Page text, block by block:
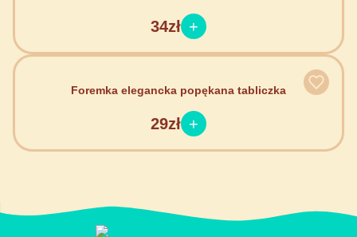
34zł
Foremka elegancka popękana tabliczka
29zł